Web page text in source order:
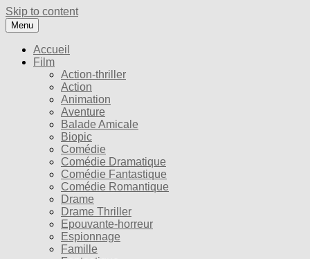
Skip to content
Menu
Accueil
Film
Action-thriller
Action
Animation
Aventure
Balade Amicale
Biopic
Comédie
Comédie Dramatique
Comédie Fantastique
Comédie Romantique
Drame
Drame Thriller
Epouvante-horreur
Espionnage
Famille